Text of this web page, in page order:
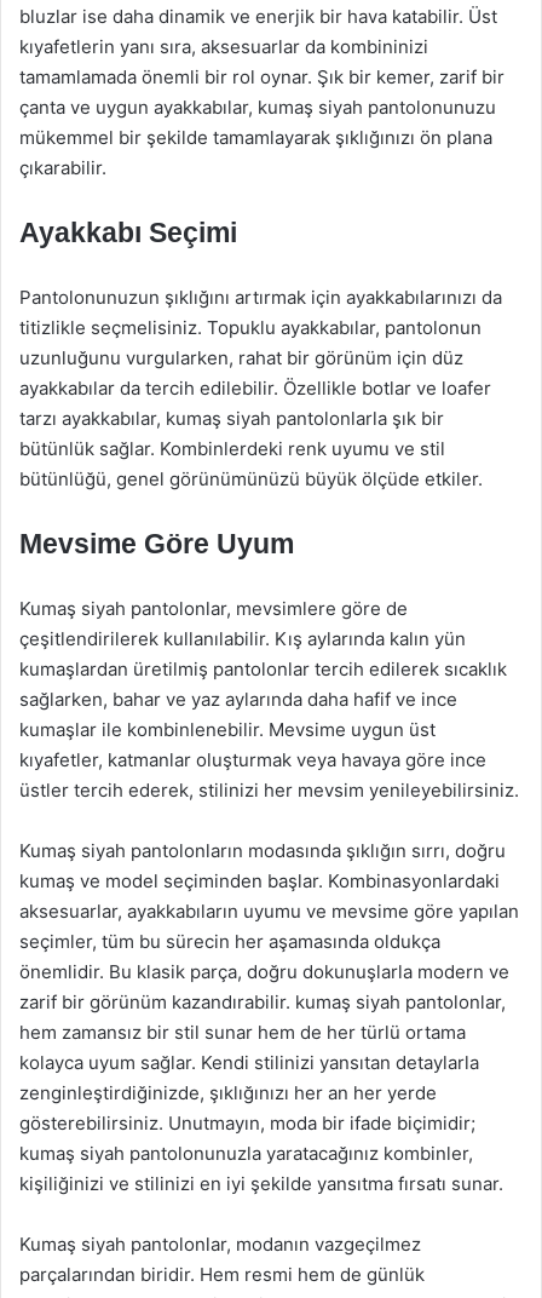
bluzlar ise daha dinamik ve enerjik bir hava katabilir. Üst
kıyafetlerin yanı sıra, aksesuarlar da kombininizi
tamamlamada önemli bir rol oynar. Şık bir kemer, zarif bir
çanta ve uygun ayakkabılar, kumaş siyah pantolonunuzu
mükemmel bir şekilde tamamlayarak şıklığınızı ön plana
çıkarabilir.
Ayakkabı Seçimi
Pantolonunuzun şıklığını artırmak için ayakkabılarınızı da
titizlikle seçmelisiniz. Topuklu ayakkabılar, pantolonun
uzunluğunu vurgularken, rahat bir görünüm için düz
ayakkabılar da tercih edilebilir. Özellikle botlar ve loafer
tarzı ayakkabılar, kumaş siyah pantolonlarla şık bir
bütünlük sağlar. Kombinlerdeki renk uyumu ve stil
bütünlüğü, genel görünümünüzü büyük ölçüde etkiler.
Mevsime Göre Uyum
Kumaş siyah pantolonlar, mevsimlere göre de
çeşitlendirilerek kullanılabilir. Kış aylarında kalın yün
kumaşlardan üretilmiş pantolonlar tercih edilerek sıcaklık
sağlarken, bahar ve yaz aylarında daha hafif ve ince
kumaşlar ile kombinlenebilir. Mevsime uygun üst
kıyafetler, katmanlar oluşturmak veya havaya göre ince
üstler tercih ederek, stilinizi her mevsim yenileyebilirsiniz.
Kumaş siyah pantolonların modasında şıklığın sırrı, doğru
kumaş ve model seçiminden başlar. Kombinasyonlardaki
aksesuarlar, ayakkabıların uyumu ve mevsime göre yapılan
seçimler, tüm bu sürecin her aşamasında oldukça
önemlidir. Bu klasik parça, doğru dokunuşlarla modern ve
zarif bir görünüm kazandırabilir. kumaş siyah pantolonlar,
hem zamansız bir stil sunar hem de her türlü ortama
kolayca uyum sağlar. Kendi stilinizi yansıtan detaylarla
zenginleştirdiğinizde, şıklığınızı her an her yerde
gösterebilirsiniz. Unutmayın, moda bir ifade biçimidir;
kumaş siyah pantolonunuzla yaratacağınız kombinler,
kişiliğinizi ve stilinizi en iyi şekilde yansıtma fırsatı sunar.
Kumaş siyah pantolonlar, modanın vazgeçilmez
parçalarından biridir. Hem resmi hem de günlük